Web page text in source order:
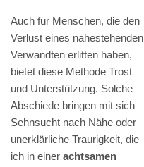
Auch für Menschen, die den
Verlust eines nahestehenden
Verwandten erlitten haben,
bietet diese Methode Trost
und Unterstützung. Solche
Abschiede bringen mit sich
Sehnsucht nach Nähe oder
unerklärliche Traurigkeit, die
ich in einer achtsamen